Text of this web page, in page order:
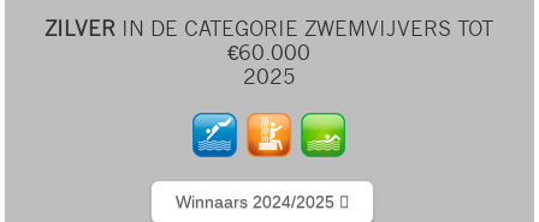
ZILVER IN DE CATEGORIE ZWEMVIJVERS TOT
€60.000
2025
Winnaars 2024/2025